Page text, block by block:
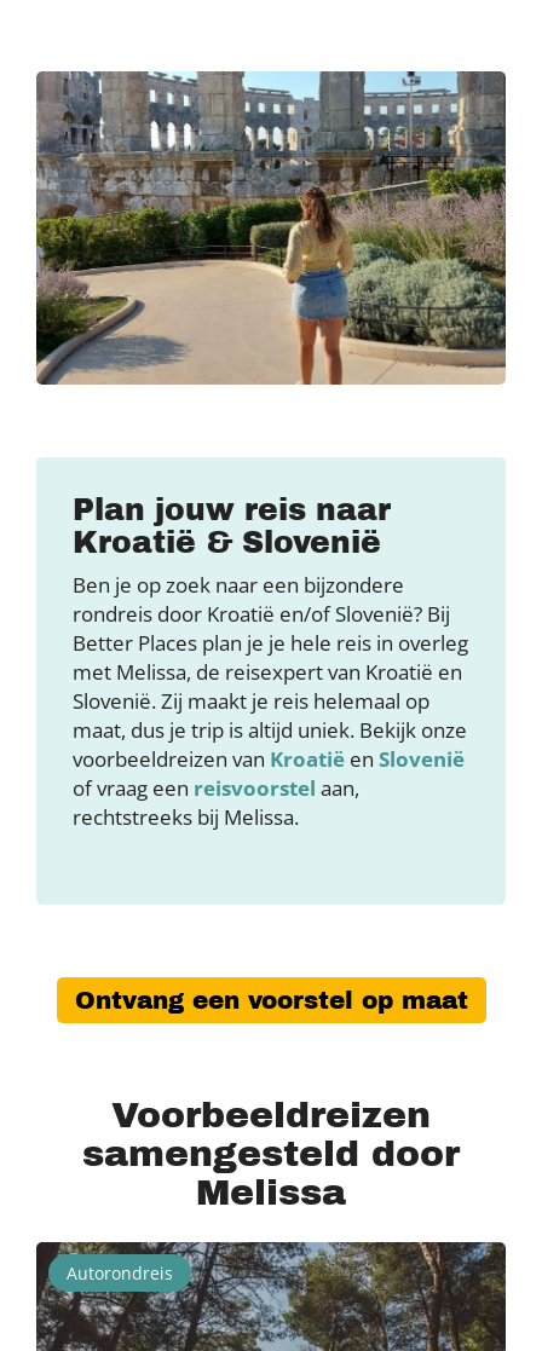
Plan jouw reis naar
Kroatië & Slovenië
Ben je op zoek naar een bijzondere
rondreis door Kroatië en/of Slovenië? Bij
Better Places plan je je hele reis in overleg
met Melissa, de reisexpert van Kroatië en
Slovenië. Zij maakt je reis helemaal op
maat, dus je trip is altijd uniek. Bekijk onze
voorbeeldreizen van Kroatië en Slovenië
of vraag een reisvoorstel aan,
rechtstreeks bij Melissa.
Ontvang een voorstel op maat
Voorbeeldreizen
samengesteld door
Melissa
Autorondreis